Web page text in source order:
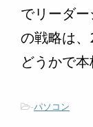
でリーダ
の戦略は
どうかで
-パソコン